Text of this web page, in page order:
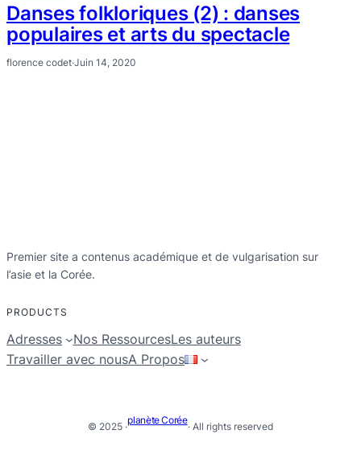
Danses folkloriques (2) : danses
populaires et arts du spectacle
florence codet·Juin 14, 2020
Premier site a contenus académique et de vulgarisation sur
l’asie et la Corée.
PRODUCTS
Adresses Nos RessourcesLes auteurs
Travailler avec nousA Propos
© 2025 ·
planète Corée
· All rights reserved